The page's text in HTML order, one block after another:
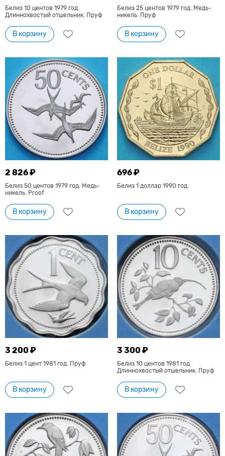
Белиз 10 центов 1979 год.
Длиннохвостый отшельник. Пруф
В корзину
Белиз 25 центов 1979 год. Медь-
никель. Пруф
В корзину
2 826 ₽
Белиз 50 центов 1979 год. Медь-
никель. Proof
В корзину
696 ₽
Белиз 1 доллар 1990 год.
В корзину
3 200 ₽
Белиз 1 цент 1981 год. Пруф
В корзину
3 300 ₽
Белиз 10 центов 1981 год.
Длиннохвостый отшельник. Пруф
В корзину